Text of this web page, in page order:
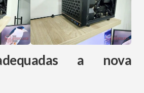
a nova